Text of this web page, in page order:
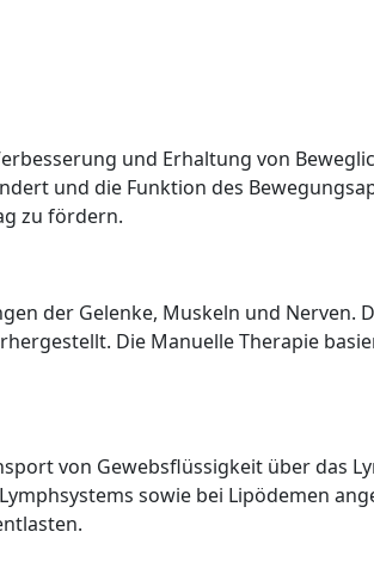
und Erhaltung von
und die Funktion des
zu fördern.
der Gelenke, Muskeln und Nerven.
Die Manuelle Therapie
von Gewebsflüssigkeit über das
sowie bei Lipödemen